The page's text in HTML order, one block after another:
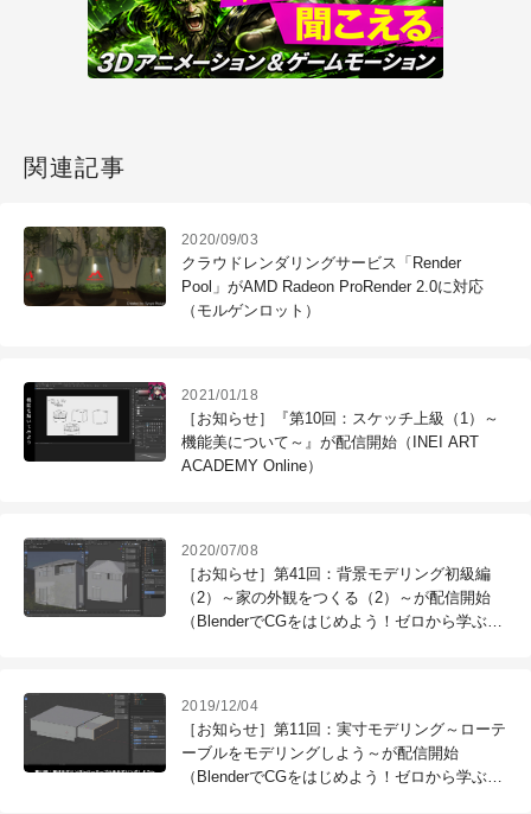
関連記事
2020/09/03
クラウドレンダリングサービス「Render
Pool」がAMD Radeon ProRender 2.0に対応
（モルゲンロット）
2021/01/18
［お知らせ］『第10回：スケッチ上級（1）～
機能美について～』が配信開始（INEI ART
ACADEMY Online）
2020/07/08
［お知らせ］第41回：背景モデリング初級編
（2）～家の外観をつくる（2）～が配信開始
（BlenderでCGをはじめよう！ゼロから学ぶ
2019/12/04
［お知らせ］第11回：実寸モデリング～ローテ
ーブルをモデリングしよう～が配信開始
（BlenderでCGをはじめよう！ゼロから学ぶ